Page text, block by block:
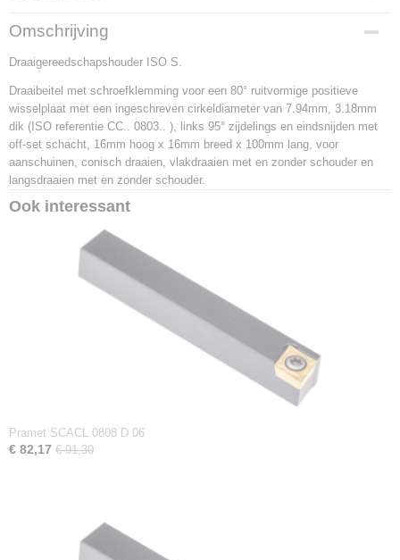
Productcode
SCLCL 1616 H 08
EAN code
Productcode leverancier
SCLCL 1616 H 08
Netto gewicht
0,23 Kg
Omschrijving
Draaigereedschapshouder ISO S.
Draaibeitel met schroefklemming voor een 80° ruitvormige positieve
wisselplaat met een ingeschreven cirkeldiameter van 7.94mm, 3.18mm
dik (ISO referentie CC.. 0803.. ), links 95° zijdelings en eindsnijden met
off-set schacht, 16mm hoog x 16mm breed x 100mm lang, voor
aanschuinen, conisch draaien, vlakdraaien met en zonder schouder en
langsdraaien met en zonder schouder.
Ook interessant
Pramet SCACL 0808 D 06
€ 82,17 € 91,30